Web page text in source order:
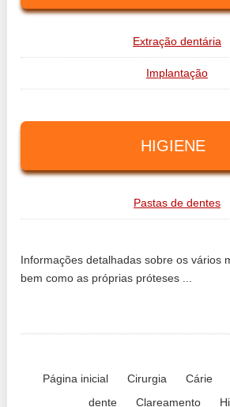
Extração dentária
Implantação
HIGIENE
Pastas de dentes
Informações detalhadas sobre os vários
bem como as próprias próteses ...
Página inicial Cirurgia Cárie
dente
Clareamento